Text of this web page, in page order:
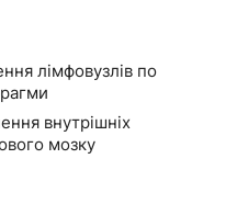
лімфовузлів по
внутрішніх
мозку